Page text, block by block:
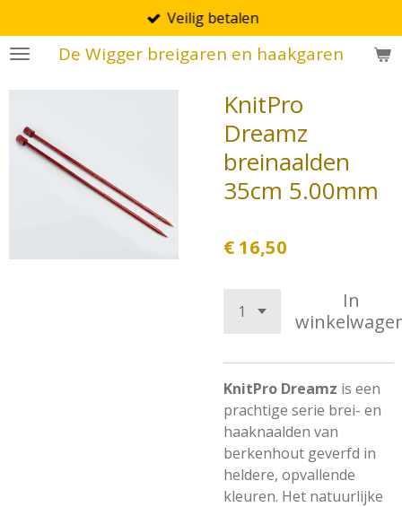
direct
naar
De Wigger breigaren en haakgaren
Veilig betalen
KnitPro
Dreamz
breinaalden
35cm 5.00mm
€ 16,50
In
KnitPro Dreamz is een
prachtige serie brei- en
haaknaalden van
berkenhout geverfd in
heldere, opvallende
kleuren. Het natuurlijke